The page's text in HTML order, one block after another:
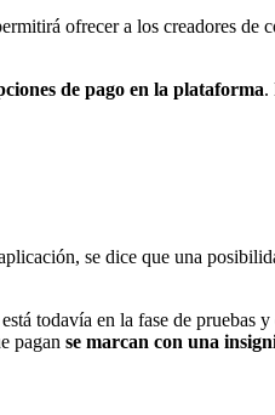
ofrecer a los creadores de
de pago en la plataforma.
se dice que una
todavía en la fase de pruebas
pagan se marcan con una